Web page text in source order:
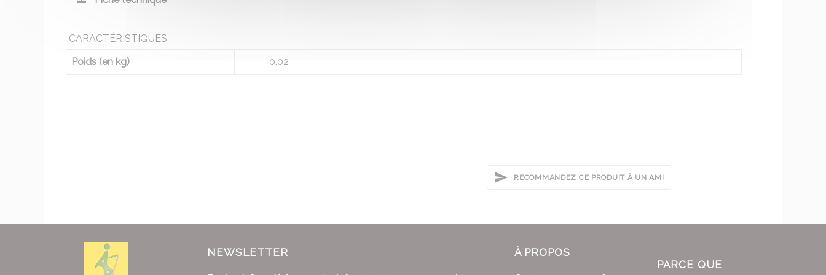
CARACTÉRISTIQUES
Poids (en kg)
0.02
RECOMMANDEZ CE PRODUIT À UN AMI
À PROPOS
PARCE QUE
NEWSLETTER